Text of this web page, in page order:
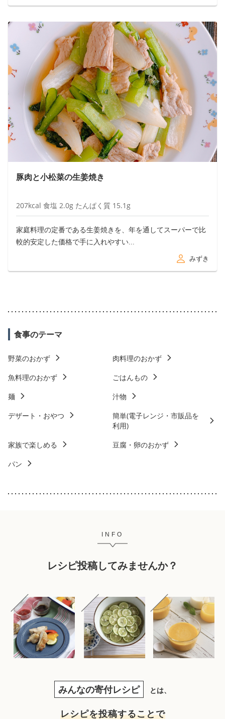
豚肉と小松菜の生姜焼き
207kcal 食塩 2.0g たんぱく質 15.1 g
家庭料理の定番である生姜焼きを、年を通してスーパーで比
較的安定した価格で手に入れやすい...
みずき
食事のテーマ
野菜のおかず
肉料理のおかず
魚料理のおかず
ごはんもの
麺
汁物
デザート・おやつ
簡単(電子レンジ・市販品を
利用)
家族で楽しめる
豆腐・卵のおかず
パン
INFO
レシピ投稿してみませんか？
みんなの寄付レシピ とは、
レシピを投稿することで